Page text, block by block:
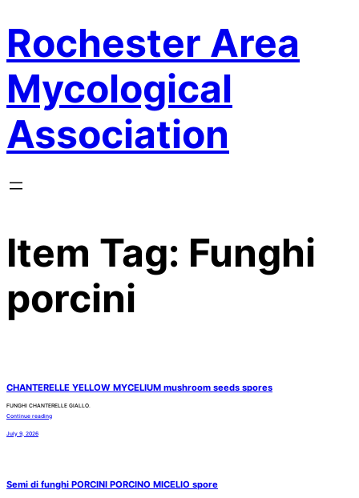
content
Rochester Area
Mycological
Association
Item Tag: Funghi
porcini
CHANTERELLE YELLOW MYCELIUM mushroom seeds spores
FUNGHI CHANTERELLE GIALLO.
Continue reading
July 9, 2026
Semi di funghi PORCINI PORCINO MICELIO spore